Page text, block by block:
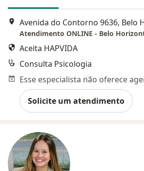
Avenida do Contorno 9636, Belo
Atendimento ONLINE - Belo
Aceita HAPVIDA
Consulta Psicologia
Solicite um atendimento